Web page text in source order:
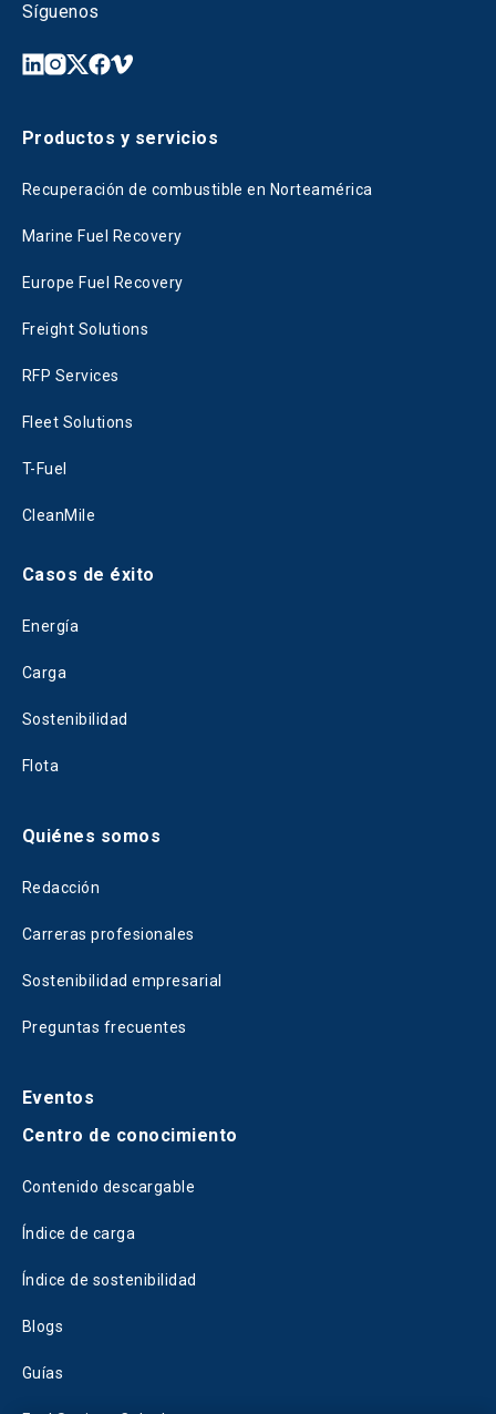
Síguenos
Productos y servicios
Recuperación de combustible en Norteamérica
Marine Fuel Recovery
Europe Fuel Recovery
Freight Solutions
RFP Services
Fleet Solutions
T-Fuel
CleanMile
Casos de éxito
Energía
Carga
Sostenibilidad
Flota
Quiénes somos
Redacción
Carreras profesionales
Sostenibilidad empresarial
Preguntas frecuentes
Eventos
Centro de conocimiento
Contenido descargable
Índice de carga
Índice de sostenibilidad
Blogs
Guías